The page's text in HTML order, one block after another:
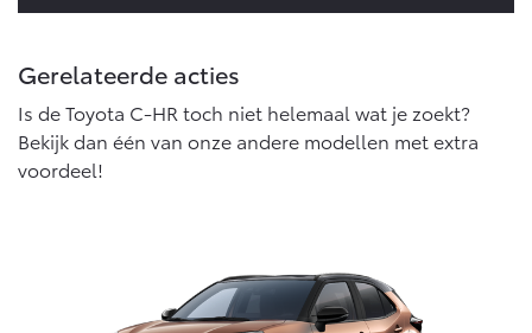
Gerelateerde acties
Is de Toyota C-HR toch niet helemaal wat je zoekt?
Bekijk dan één van onze andere modellen met extra
voordeel!